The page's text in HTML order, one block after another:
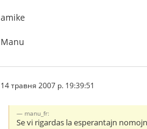
amike
Manu
14 травня 2007 р. 19:39:51
manu_fr:
Se vi rigardas la esperantajn